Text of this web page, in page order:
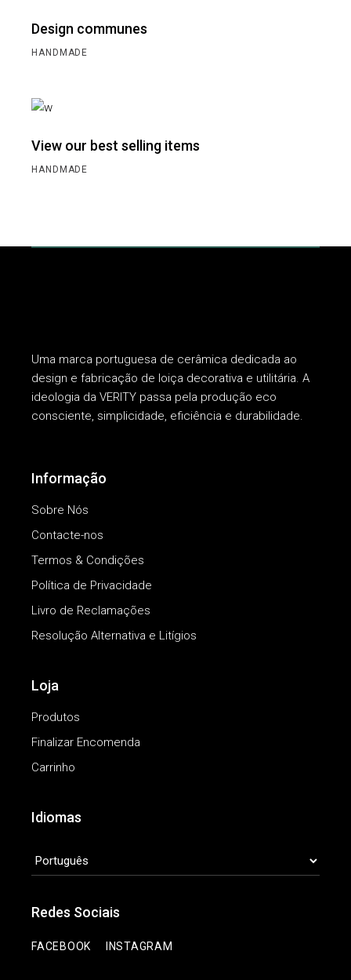
Design communes
HANDMADE
View our best selling items
HANDMADE
Uma marca portuguesa de cerâmica dedicada ao
design e fabricação de loiça decorativa e utilitária. A
ideologia da VERITY passa pela produção eco
consciente, simplicidade, eficiência e durabilidade.
Informação
Sobre Nós
Contacte-nos
Termos & Condições
Política de Privacidade
Livro de Reclamações
Resolução Alternativa e Litígios
Loja
Produtos
Finalizar Encomenda
Carrinho
Idiomas
Redes Sociais
FACEBOOK INSTAGRAM